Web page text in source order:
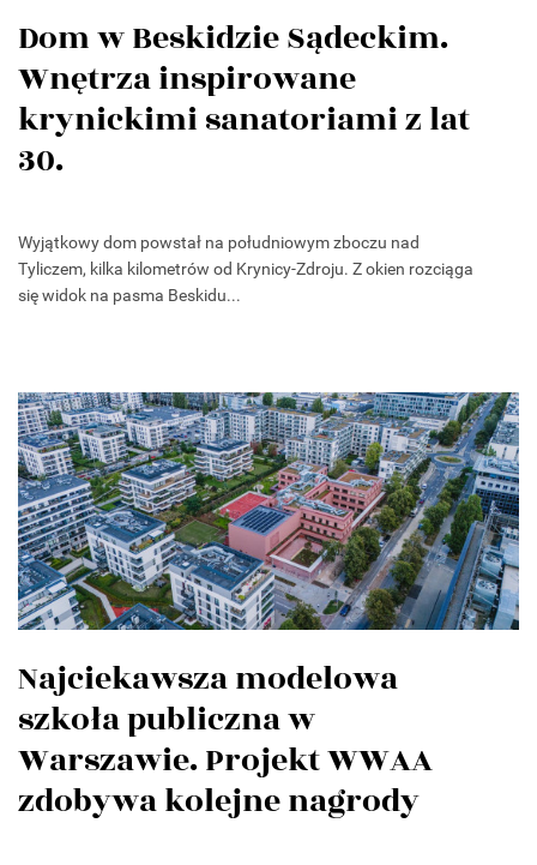
Dom w Beskidzie Sądeckim.
Wnętrza inspirowane
krynickimi sanatoriami z lat
30.
Wyjątkowy dom powstał na południowym zboczu nad
Tyliczem, kilka kilometrów od Krynicy-Zdroju. Z okien rozciąga
się widok na pasma Beskidu...
Najciekawsza modelowa
szkoła publiczna w
Warszawie. Projekt WWAA
zdobywa kolejne nagrody